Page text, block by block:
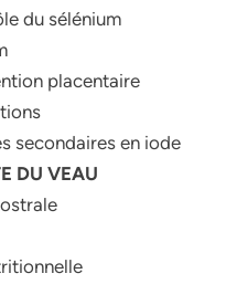
du sélénium
placentaire
secondaires en iode
DU VEAU